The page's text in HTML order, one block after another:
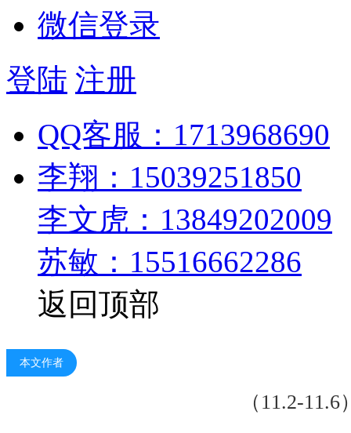
微信登录
登陆 注册
QQ客服：1713968690
李翔：15039251850
李文虎：13849202009
苏敏：15516662286
返回顶部
镁市场：（11.2-
本文作者